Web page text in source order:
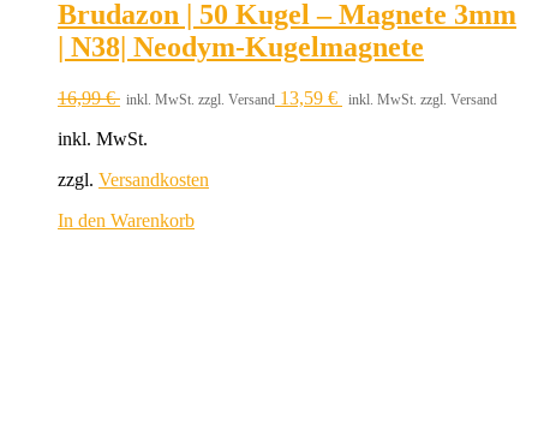
Brudazon | 50 Kugel – Magnete 3mm
| N38| Neodym-Kugelmagnete
16,99€ inkl. MwSt. zzgl. Versand 13,59 € inkl. MwSt. zzgl. Versand
inkl. MwSt.
zzgl. Versandkosten
In den Warenkorb